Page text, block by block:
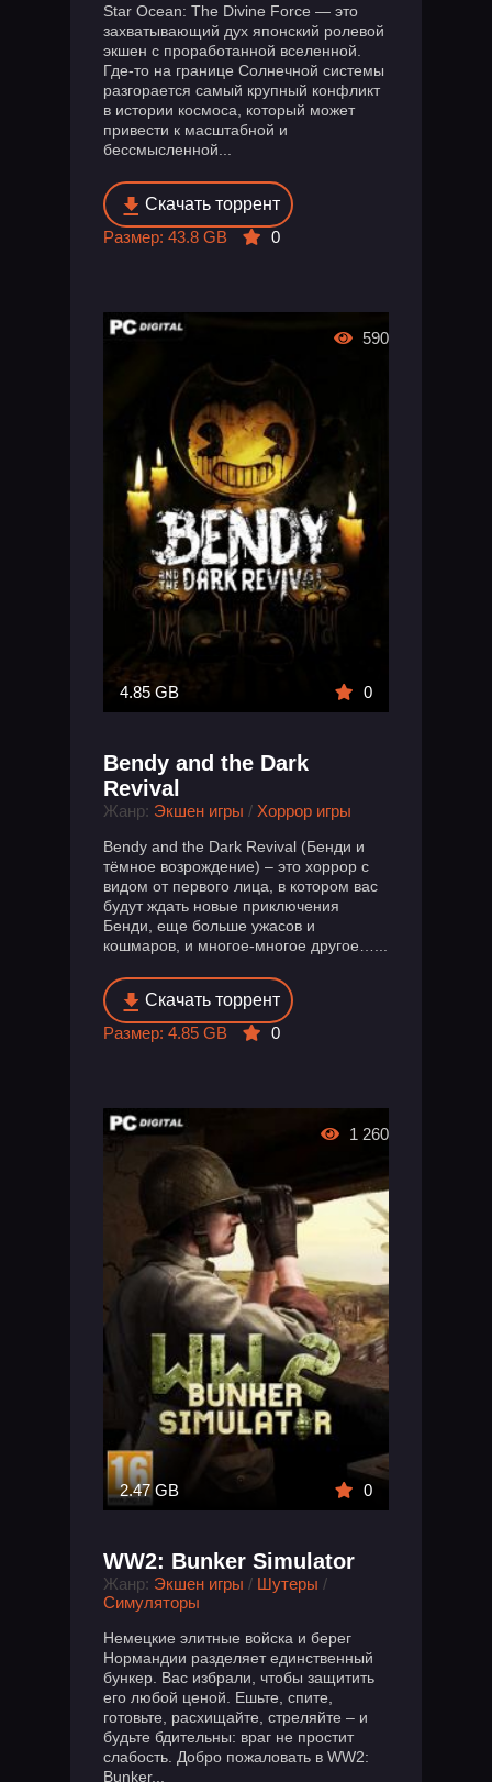
Star Ocean: The Divine Force — это
захватывающий дух японский ролевой
экшен с проработанной вселенной.
Где-то на границе Солнечной системы
разгорается самый крупный конфликт
в истории космоса, который может
привести к масштабной и
бессмысленной...
Скачать торрент
Размер: 43.8 GB
0
4.85 GB 0
Bendy and the Dark
Revival
Жанр: Экшен игры / Хоррор игры
Bendy and the Dark Revival (Бенди и
тёмное возрождение) – это хоррор с
видом от первого лица, в котором вас
будут ждать новые приключения
Бенди, еще больше ужасов и
кошмаров, и многое-многое другое…...
Скачать торрент
Размер: 4.85 GB
0
590
2.47 GB 0
WW2: Bunker Simulator
Жанр: Экшен игры / Шутеры /
Симуляторы
Немецкие элитные войска и берег
Нормандии разделяет единственный
бункер. Вас избрали, чтобы защитить
его любой ценой. Ешьте, спите,
готовьте, расхищайте, стреляйте – и
будьте бдительны: враг не простит
слабость. Добро пожаловать в WW2:
Bunker...
1 260